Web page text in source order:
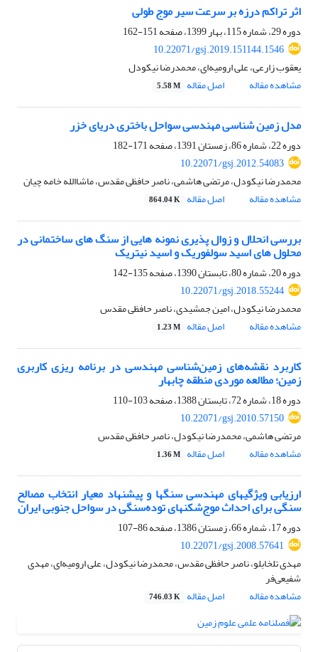
اثر تراکم درزه بر سرعت سیر موج طولی
دوره 29، شماره 115، بهار 1399، صفحه
151-162
10.22071/gsj.2019.151144.1546
یعقوب زارعی، علی ارومیه‌ای، محمدرضا نیکودل
مشاهده مقاله
اصل مقاله 5.58 M
مدل زمین شناسی مهندسی سواحل باختری دریای خزر
دوره 22، شماره 86، زمستان 1391، صفحه
171-182
10.22071/gsj.2012.54083
محمدرضا نیکودل، مرتضی هاشمی، ناصر حافظی مقدس، ماشاالله خامه چیان
مشاهده مقاله
اصل مقاله 864.04 K
بررسی انحلال و زوال پذیری نمونه هایی از سنگ های ساختمانی در
محلول های اسید سولفوریک و اسید نیتریک
دوره 20، شماره 80، تابستان 1390، صفحه
135-142
10.22071/gsj.2018.55244
محمدرضا نیکودل، امین جمشیدی، ناصر حافظی مقدس
مشاهده مقاله
اصل مقاله 1.23 M
کاربرد نقشه‌های زمین‌شناسی مهندسی در برنامه ریزی کاربری
زمین؛ مطالعه موردی منطقه چابهار
دوره 18، شماره 72، تابستان 1388، صفحه
103-110
10.22071/gsj.2010.57150
مرتضی هاشمی، محمدرضا نیکودل، ناصر حافظی مقدس
مشاهده مقاله
اصل مقاله 1.36 M
ارزیابی ویژگیهای مهندسی سنگها و پیشنهاد معیار انتخاب مصالح
سنگی برای احداث موج‌شکنهای توده‌سنگی در سواحل جنوبی ایران
دوره 17، شماره 66، زمستان 1386، صفحه
86-107
10.22071/gsj.2008.57641
مهدی تلخابلو، ناصر حافظی مقدس، محمدرضا نیکودل، علی ارومیه‌ای، مهدی
شفیعی‌فر
مشاهده مقاله
اصل مقاله 746.03 K